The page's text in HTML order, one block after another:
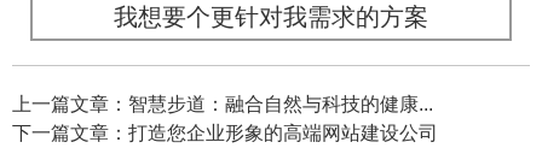
我想要个更针对我需求的方案
上一篇文章：智慧步道：融合自然与科技的健康...
下一篇文章：打造您企业形象的高端网站建设公司